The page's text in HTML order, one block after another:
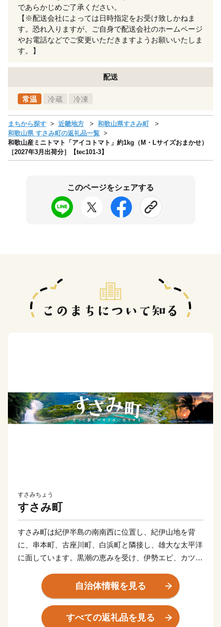
であらかじめご了承ください。
【※配送会社によっては日時指定をお受け致しかねま
す。恐れ入りますが、ご自身で配送会社のホームページ
やお電話などでご変更いただきますようお願いいたしま
す。】
配送
常温 冷蔵 冷凍
まちから探す 近畿地方
和歌山県すさみ町
和歌山県 すさみ町の返礼品一覧
和歌山産ミニトマト「アイコトマト」約1kg（M・Lサイズおまかせ）
［2027年3月出荷分］【tec101-3】
このページをシェアする
すさみちょう
すさみ町
すさみ町は紀伊半島の南南西に位置し、紀伊山地を背
に、串本町、古座川町、白浜町と隣接し、雄大な太平洋
に面しています。黒潮の恵みを受け、伊勢エビ、カツ
治以来「ケンケン船」の全国屈指の基地として知られて
います。
海岸線一帯は磯釣り・船釣り場として有名で、スキュー
バダイビングやスポーツフィッシングなどの適地として
自治体情報を見る
すべての返礼品を見る